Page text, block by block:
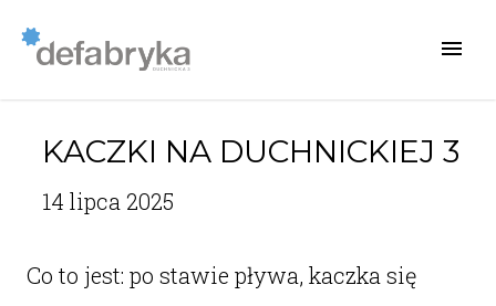
KACZKI NA DUCHNICKIEJ 3
14 lipca 2025
Co to jest: po stawie pływa, kaczka się